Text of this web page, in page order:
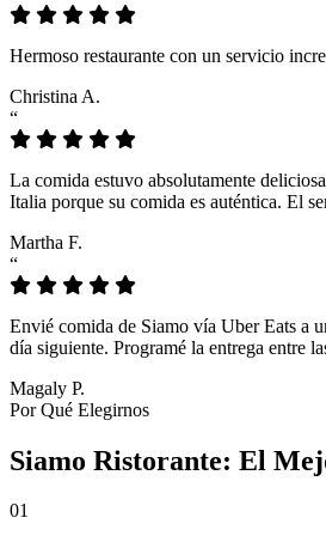
Hermoso restaurante con un servicio
Christina A.
“
La comida estuvo absolutamente
Italia porque su comida es auténtica. El
Martha F.
“
Envié comida de Siamo vía Uber Eats a
día siguiente. Programé la entrega entre
Magaly P.
Por Qué Elegirnos
Siamo Ristorante: El
01